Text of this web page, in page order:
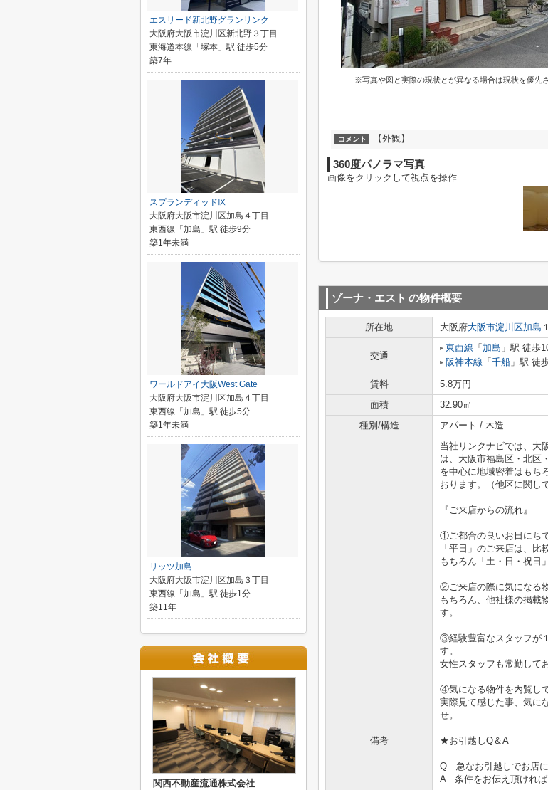
※写真や図と実際の現状とが異なる場合は現状を優先
コメント 【外観】
360度パノラマ写真
画像をクリックして視点を操作
ゾーナ・エスト の物件概要
所在地 大阪府大阪市淀川区加島
交通
東西線 「 加島 」駅 徒歩
阪神本線 「 千船 」駅 徒
賃料 5.8万円
面積
32.90㎡
種別/構造
アパート / 木造
備考
当社リンクナビでは、大
は、大阪市福島区・北区
を中心に地域密着はもち
おります。（他区に関し
『ご来店からの流れ』
①ご都合の良いお日にち
「平日」のご来店は、比
もちろん「土・日・祝日
②ご来店の際に気になる
もちろん、他社様の掲載
す。
③経験豊富なスタッフが
す。
女性スタッフも常勤して
④気になる物件を内覧し
実際見て感じた事、気に
せ。
★お引越しQ＆A
Q 急なお引越しでお店
A 条件をお伝え頂ければ
エスリード新北野グランリンク
大阪府大阪市淀川区新北野３丁目
東海道本線「塚本」駅 徒歩5分
築7年
スプランディッドⅨ
大阪府大阪市淀川区加島４丁目
東西線「加島」駅 徒歩9分
築1年未満
ワールドアイ大阪West Gate
大阪府大阪市淀川区加島４丁目
東西線「加島」駅 徒歩5分
築1年未満
リッツ加島
大阪府大阪市淀川区加島３丁目
東西線「加島」駅 徒歩1分
築11年
関西不動産流通株式会社